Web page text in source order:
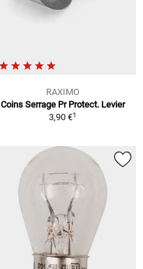
RAXIMO
Coins Serrage Pr Protect. Levier
3,90 €1